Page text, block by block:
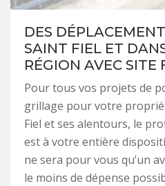
DES
SAINT FIEL ET
RÉGION AVEC SITE
Pour tous vos projets de
grillage pour votre
Fiel et ses alentours, le
est à votre entière
ne sera pour vous qu’un
le moins de dépense